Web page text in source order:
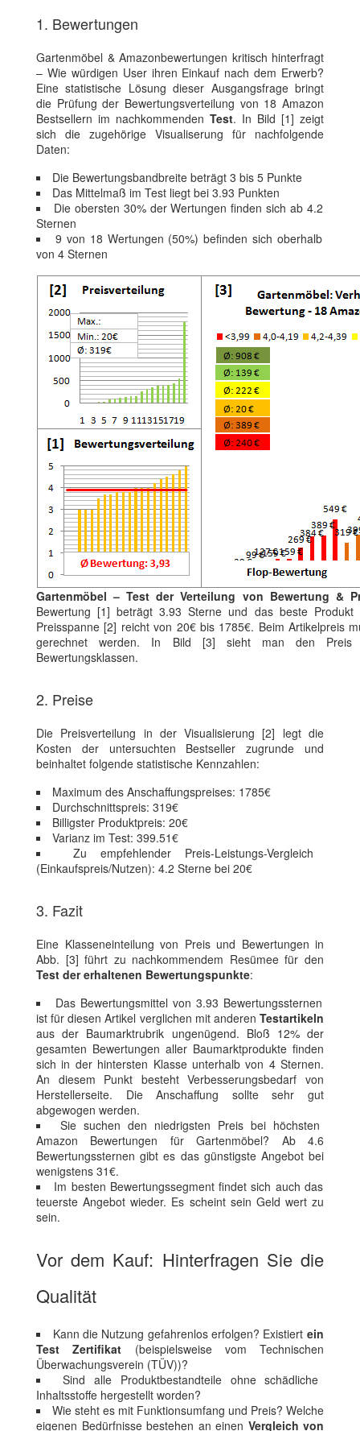
1. Bewertungen
Gartenmöbel & Amazonbewertungen kritisch hinterfragt
– Wie würdigen User ihren Einkauf nach dem Erwerb?
Eine statistische Lösung dieser Ausgangsfrage bringt
die Prüfung der Bewertungsverteilung von 18 Amazon
Bestsellern im nachkommenden Test. In Bild [1] zeigt
sich die zugehörige Visualiserung für nachfolgende
Daten:
Die Bewertungsbandbreite beträgt 3 bis 5 Punkte
Das Mittelmaß im Test liegt bei 3.93 Punkten
Die obersten 30% der Wertungen finden sich ab 4.2
Sternen
9 von 18 Wertungen (50%) befinden sich oberhalb
von 4 Sternen
Gartenmöbel – Test der Verteilung von Bewertung &
Bewertung [1] beträgt 3.93 Sterne und das beste Produkt
Preisspanne [2] reicht von 20€ bis 1785€. Beim Artikelpreis
gerechnet werden. In Bild [3] sieht man den Preis
Bewertungsklassen.
2. Preise
Die Preisverteilung in der Visualisierung [2] legt die
Kosten der untersuchten Bestseller zugrunde und
beinhaltet folgende statistische Kennzahlen:
Maximum des Anschaffungspreises: 1785€
Durchschnittspreis: 319€
Billigster Produktpreis: 20€
Varianz im Test: 399.51€
Zu empfehlender Preis-Leistungs-Vergleich
(Einkaufspreis/Nutzen): 4.2 Sterne bei 20€
3. Fazit
Eine Klasseneinteilung von Preis und Bewertungen in
Abb. [3] führt zu nachkommendem Resümee für den
Test der erhaltenen Bewertungspunkte:
Das Bewertungsmittel von 3.93 Bewertungssternen
ist für diesen Artikel verglichen mit anderen Testartikeln
aus der Baumarktrubrik ungenügend. Bloß 12% der
gesamten Bewertungen aller Baumarktprodukte finden
sich in der hintersten Klasse unterhalb von 4 Sternen.
An diesem Punkt besteht Verbesserungsbedarf von
Herstellerseite. Die Anschaffung sollte sehr gut
abgewogen werden.
Sie suchen den niedrigsten Preis bei höchsten
Amazon Bewertungen für Gartenmöbel? Ab 4.6
Bewertungssternen gibt es das günstigste Angebot bei
wenigstens 31€.
Im besten Bewertungssegment findet sich auch das
teuerste Angebot wieder. Es scheint sein Geld wert zu
sein.
Vor dem Kauf: Hinterfragen Sie die
Qualität
Kann die Nutzung gefahrenlos erfolgen? Existiert ein
Test Zertifikat (beispielsweise vom Technischen
Überwachungsverein (TÜV))?
Sind alle Produktbestandteile ohne schädliche
Inhaltsstoffe hergestellt worden?
Wie steht es mit Funktionsumfang und Preis? Welche
eigenen Bedürfnisse bestehen an einen Vergleich von